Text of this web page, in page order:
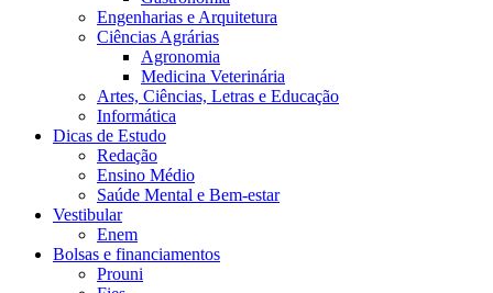
Engenharias e Arquitetura
Ciências Agrárias
Agronomia
Medicina Veterinária
Artes, Ciências, Letras e Educação
Informática
Dicas de Estudo
Redação
Ensino Médio
Saúde Mental e Bem-estar
Vestibular
Enem
Bolsas e financiamentos
Prouni